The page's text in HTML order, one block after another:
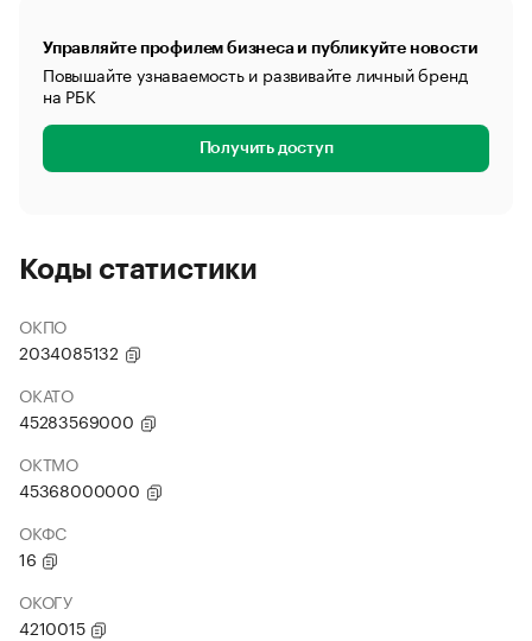
Управляйте профилем бизнеса и публикуйте новости
Повышайте узнаваемость и развивайте личный бренд
на РБК
Получить доступ
Коды статистики
ОКПО
2034085132
ОКАТО
45283569000
ОКТМО
45368000000
ОКФС
16
ОКОГУ
4210015